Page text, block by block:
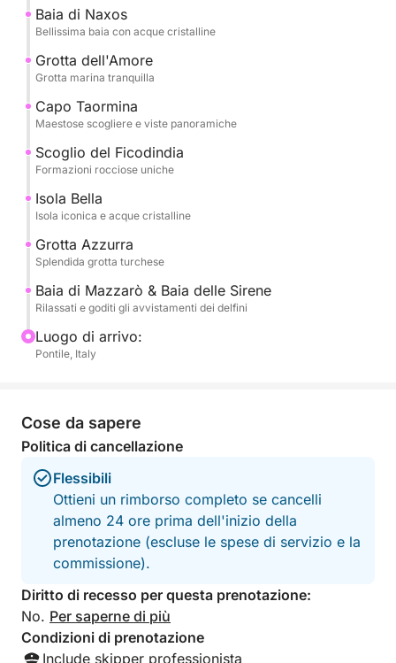
Scivolerai tra le acque scintillanti della Baia di
Mazzarò e della Baia delle Sirene, perfette per
l'avvistamento dei delfini. Scoprirai anche la
spettacolare Isola Bella e l'incantevole Grotta
del sole.
I punti salienti del tour includono:
- Grotta dell'Amore
- CapoTaormina
- Scoglio del Ficodindia
- Isola Bella
-Grotta Azzurra
- Baia di Mazzarò e Baia delle Sirene
Incluso:
un'esperienza fluida.
Prenota ora per una giornata indimenticabile
all'insegna della scoperta e dell'osservazione dei
delfini!
Baia di Naxos
Bellissima baia con acque cristalline
Grotta dell'Amore
Grotta marina tranquilla
Capo Taormina
Maestose scogliere e viste panoramiche
Scoglio del Ficodindia
Formazioni rocciose uniche
Isola Bella
Isola iconica e acque cristalline
Grotta Azzurra
Splendida grotta turchese
Baia di Mazzarò & Baia delle Sirene
Rilassati e goditi gli avvistamenti dei delfini
Luogo di arrivo:
Pontile, Italy
Cose da sapere
Politica di cancellazione
Flessibili
Ottieni un rimborso completo se cancelli
almeno 24 ore prima dell'inizio della
prenotazione (escluse le spese di servizio e la
commissione).
Diritto di recesso per questa prenotazione:
No. Per saperne di più
Condizioni di prenotazione
Include skipper professionista